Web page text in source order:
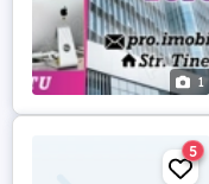
1
5